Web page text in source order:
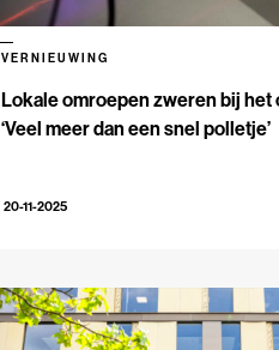
Lokale omroepen zweren bij het
‘Veel meer dan een snel polletje’
VERNIEUWING
20-11-2025